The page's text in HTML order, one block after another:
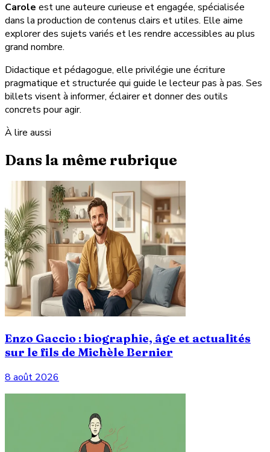
Carole est une auteure curieuse et engagée, spécialisée
dans la production de contenus clairs et utiles. Elle aime
explorer des sujets variés et les rendre accessibles au plus
grand nombre.
Didactique et pédagogue, elle privilégie une écriture
pragmatique et structurée qui guide le lecteur pas à pas. Ses
billets visent à informer, éclairer et donner des outils
concrets pour agir.
À lire aussi
Dans la même rubrique
Enzo Gaccio : biographie, âge et actualités
sur le fils de Michèle Bernier
8 août 2026